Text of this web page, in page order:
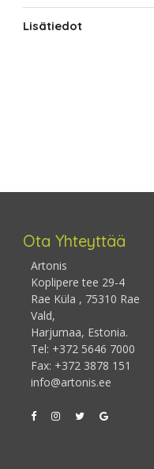
Lisätiedot
Ota Yhteyttää
Artonis
Koplipere tee 29-4
Rae Küla , 75310 Rae
Vald,
Harjumaa, Estonia.
Tel: +372 5646 7000
Fax: +372 3878 151
info@artonis.ee